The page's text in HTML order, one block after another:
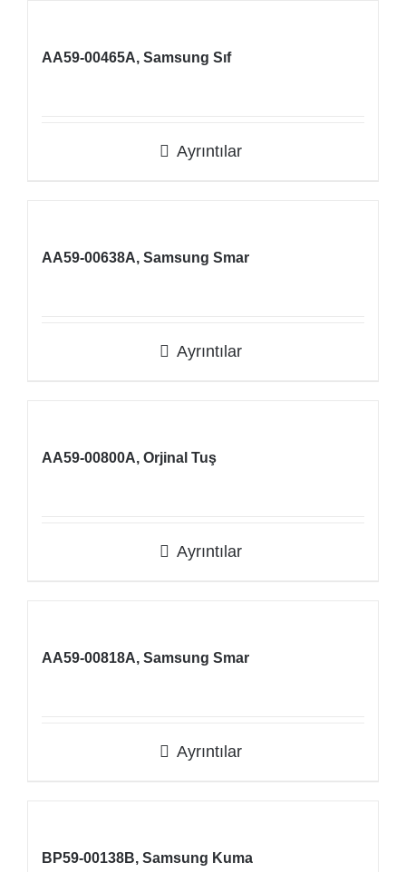
AA59-00465A, Samsung Sıf
Ayrıntılar
AA59-00638A, Samsung Smar
Ayrıntılar
AA59-00800A, Orjinal Tuş
Ayrıntılar
AA59-00818A, Samsung Smar
Ayrıntılar
BP59-00138B, Samsung Kuma